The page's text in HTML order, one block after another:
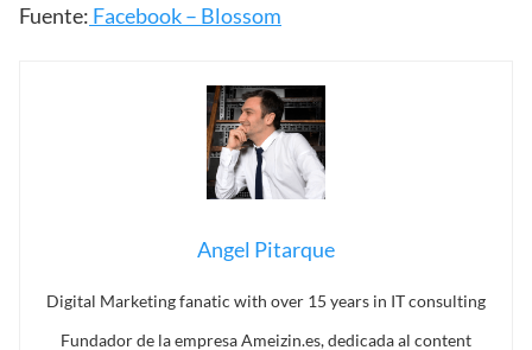
Fuente: Facebook – Blossom
Angel Pitarque
Digital Marketing fanatic with over 15 years in IT consulting
Fundador de la empresa Ameizin.es, dedicada al content